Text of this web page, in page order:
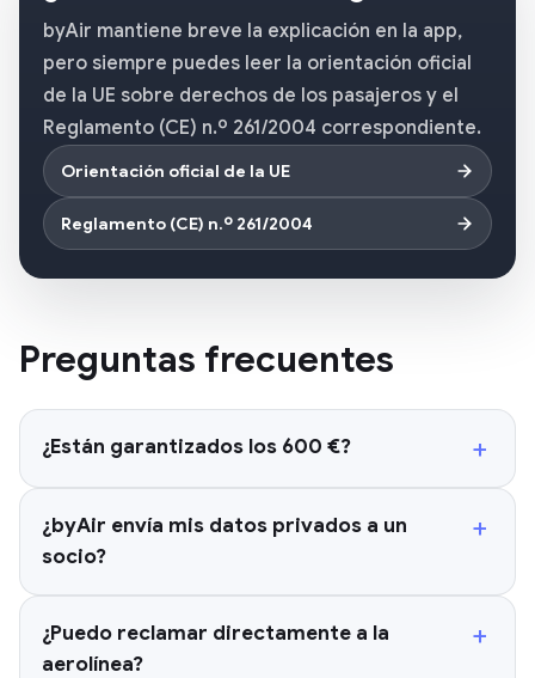
byAir mantiene breve la explicación en la app,
pero siempre puedes leer la orientación oficial
de la UE sobre derechos de los pasajeros y el
Reglamento (CE) n.º 261/2004 correspondiente.
Orientación oficial de la UE
Reglamento (CE) n.º 261/2004
Preguntas frecuentes
¿Están garantizados los 600 €? +
¿byAir envía mis datos privados a un
socio?
+
¿Puedo reclamar directamente a la
aerolínea?
+